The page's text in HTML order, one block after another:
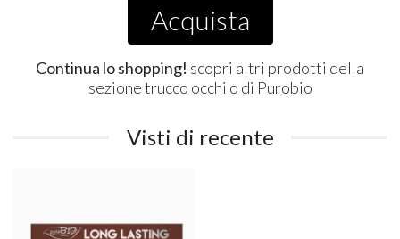
Acquista
Continua lo shopping! scopri altri prodotti della
sezionetrucco occhi o di Purobio
Visti di recente